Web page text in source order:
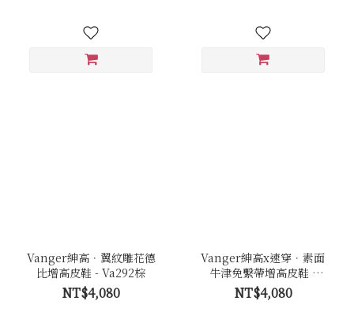
Vanger紳高．翼紋雕花德
比增高皮鞋 - Va292棕
NT$4,080
Vanger紳高x速穿．素面
牛津免繫帶增高皮鞋 -
Va294棕
NT$4,080